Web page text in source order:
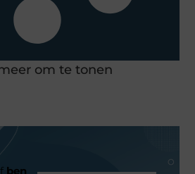
om te tonen
ben